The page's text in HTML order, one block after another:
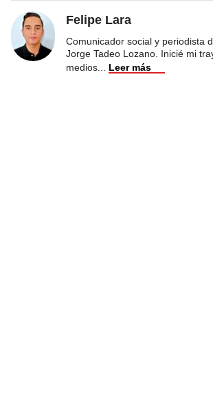
Felipe Lara
Comunicador social y periodista
Jorge Tadeo Lozano. Inicié mi
medios
Leer más